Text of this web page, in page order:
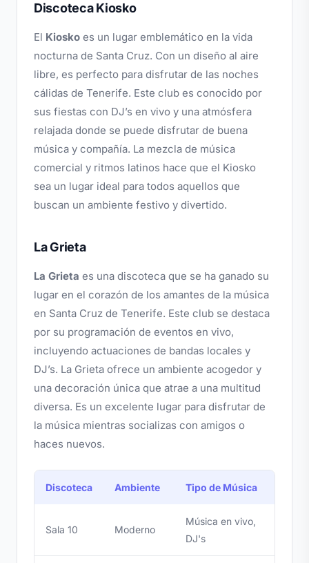
Discoteca Kiosko
El Kiosko es un lugar emblemático en la vida
nocturna de Santa Cruz. Con un diseño al aire
libre, es perfecto para disfrutar de las noches
cálidas de Tenerife. Este club es conocido por
sus fiestas con DJ’s en vivo y una atmósfera
relajada donde se puede disfrutar de buena
música y compañía. La mezcla de música
comercial y ritmos latinos hace que el Kiosko
sea un lugar ideal para todos aquellos que
buscan un ambiente festivo y divertido.
La Grieta
La Grieta es una discoteca que se ha ganado su
lugar en el corazón de los amantes de la música
en Santa Cruz de Tenerife. Este club se destaca
por su programación de eventos en vivo,
incluyendo actuaciones de bandas locales y
DJ’s. La Grieta ofrece un ambiente acogedor y
una decoración única que atrae a una multitud
diversa. Es un excelente lugar para disfrutar de
la música mientras socializas con amigos o
haces nuevos.
Discoteca Ambiente Tipo de Música
Sala 10 Moderno
Música en vivo,
DJ's